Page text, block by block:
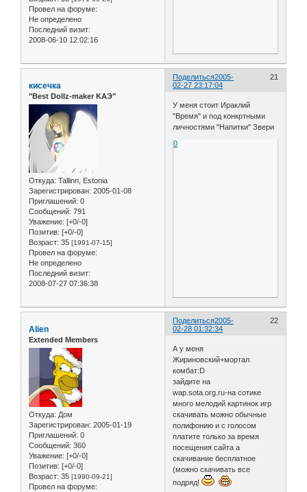
Провел на форуме:
Не определено
Последний визит:
2008-06-10 12:02:16
Поделиться 21
2005-
02-27 23:17:04
кисечка
"Best Dollz-maker KAЭ"
Откуда: Tallinn, Estonia
Зарегистрирован: 2005-01-08
Приглашений: 0
Сообщений: 791
Уважение: [+0/-0]
Позитив: [+0/-0]
Возраст: 35 [1991-07-15]
Провел на форуме:
Не определено
Последний визит:
2008-07-27 07:36:38
У меня стоит Ираклий
"Время" и под конкртными
личностями "Напитки" Звери
0
Поделиться 22
2005-
02-28 01:32:34
Alien
Extended Members
Откуда: Дом
Зарегистрирован: 2005-01-19
Приглашений: 0
Сообщений: 360
Уважение: [+0/-0]
Позитив: [+0/-0]
Возраст: 35 [1990-09-21]
Провел на форуме:
А у меня
Жириновский+мортал
комбат:D
зайдите на
wap.sota.org.ru-на сотике
много мелодий картинок игр
скачивать можно обычные
полифонию и с голосом
платите только за время
посещения сайта а
скачивание бесплатное
(можно скачивать все
подряд!